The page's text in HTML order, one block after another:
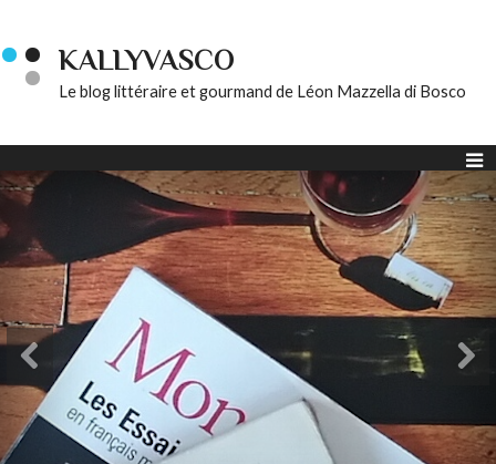
KALLYVASCO
Le blog littéraire et gourmand de Léon Mazzella di Bosco